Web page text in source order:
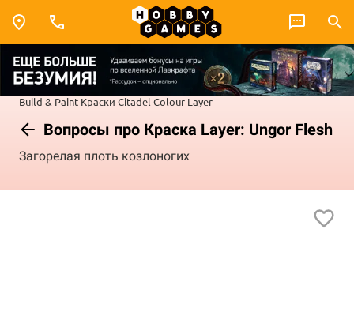
Build & Paint Краски Citadel Colour Layer
Вопросы про Краска Layer: Ungor Flesh
Загорелая плоть козлоногих